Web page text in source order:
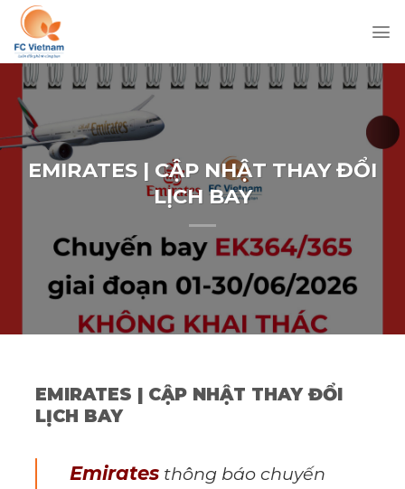
Chuyển
đến
nội
dung
EMIRATES | CẬP NHẬT THAY ĐỔI
LỊCH BAY
EMIRATES | CẬP NHẬT THAY ĐỔI
LỊCH BAY
Emirates thông báo chuyến